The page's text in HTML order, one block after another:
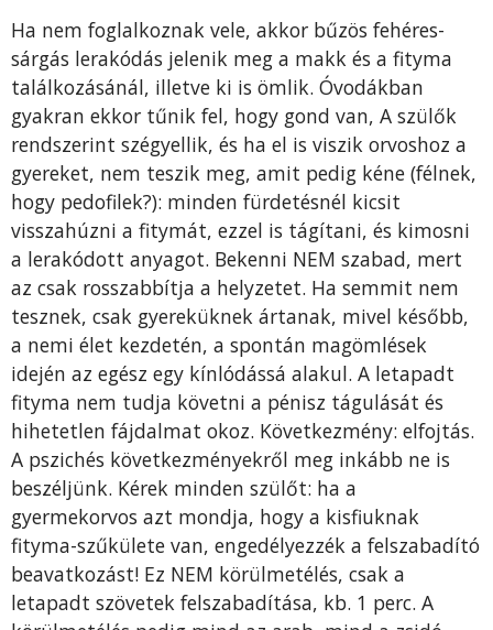
Ha nem foglalkoznak vele, akkor bűzös fehéres-
sárgás lerakódás jelenik meg a makk és a fityma
találkozásánál, illetve ki is ömlik. Óvodákban
gyakran ekkor tűnik fel, hogy gond van, A szülők
rendszerint szégyellik, és ha el is viszik orvoshoz a
gyereket, nem teszik meg, amit pedig kéne (félnek,
hogy pedofilek?): minden fürdetésnél kicsit
visszahúzni a fitymát, ezzel is tágítani, és kimosni
a lerakódott anyagot. Bekenni NEM szabad, mert
az csak rosszabbítja a helyzetet. Ha semmit nem
tesznek, csak gyereküknek ártanak, mivel később,
a nemi élet kezdetén, a spontán magömlések
idején az egész egy kínlódássá alakul. A letapadt
fityma nem tudja követni a pénisz tágulását és
hihetetlen fájdalmat okoz. Következmény: elfojtás.
A pszichés következményekről meg inkább ne is
beszéljünk. Kérek minden szülőt: ha a
gyermekorvos azt mondja, hogy a kisfiuknak
fityma-szűkülete van, engedélyezzék a felszabadító
beavatkozást! Ez NEM körülmetélés, csak a
letapadt szövetek felszabadítása, kb. 1 perc. A